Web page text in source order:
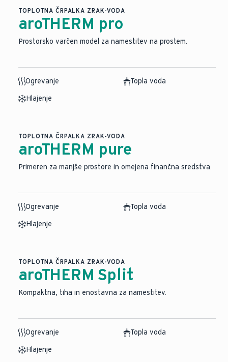
TOPLOTNA ČRPALKA ZRAK-VODA
aroTHERM pro
Prostorsko varčen model za namestitev na prostem.
Ogrevanje
Topla voda
Hlajenje
TOPLOTNA ČRPALKA ZRAK-VODA
aroTHERM pure
Primeren za manjše prostore in omejena finančna sredstva.
Ogrevanje
Topla voda
Hlajenje
TOPLOTNA ČRPALKA ZRAK-VODA
aroTHERM Split
⁠Kompaktna, tiha in enostavna za namestitev.
Ogrevanje
Topla voda
Hlajenje